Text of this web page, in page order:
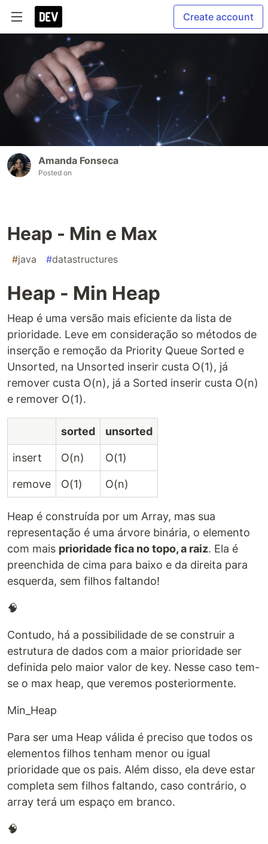
Create account
Amanda Fonseca
Posted on
Heap - Min e Max
#java #datastructures
Heap - Min Heap
Heap é uma versão mais eficiente da lista de
prioridade. Leve em consideração so métodos de
inserção e remoção da Priority Queue Sorted e
Unsorted, na Unsorted inserir custa O(1), já
remover custa O(n), já a Sorted inserir custa O(n)
e remover O(1).
sorted unsorted
insert O(n) O(1)
remove O(1) O(n)
Heap é construída por um Array, mas sua
representação é uma árvore binária, o elemento
com mais prioridade fica no topo, a raiz. Ela é
preenchida de cima para baixo e da direita para
esquerda, sem filhos faltando!
🧠
Contudo, há a possibilidade de se construir a
estrutura de dados com a maior prioridade ser
definida pelo maior valor de key. Nesse caso tem-
se o max heap, que veremos posteriormente.
Min_Heap
Para ser uma Heap válida é preciso que todos os
elementos filhos tenham menor ou igual
prioridade que os pais. Além disso, ela deve estar
completa sem filhos faltando, caso contrário, o
array terá um espaço em branco.
🧠